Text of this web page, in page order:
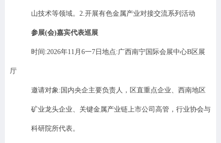
山技术等领域。 2. 开展有色金属产业对接交流系列活动
参展(会)嘉宾代表巡展
时间 :2026年11 月 6一7 日地点: 广西南宁国际会展中心B 区展
厅
邀请对象 : 国内央企主要负责人，区直重点企业、西南地区
矿业龙头企业、关键金属产业链上市公司高管，行业协会与
科研院所代表。